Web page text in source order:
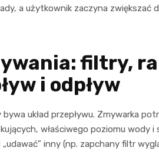
a użytkownik zaczyna zwiększać
filtry,
i odpływ
układ przepływu. Zmywarka
właściwego poziomu wody i
inny (np. zapchany filtr